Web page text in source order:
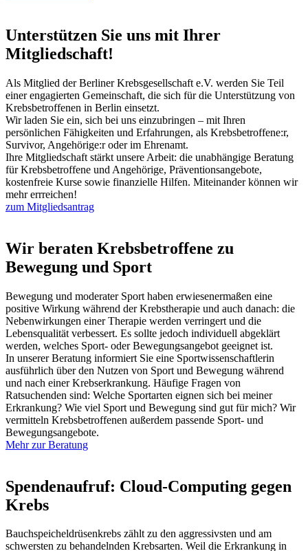
Unterstützen Sie uns mit Ihrer
Mitgliedschaft!
Als Mitglied der Berliner Krebsgesellschaft e.V. werden Sie Teil
einer engagierten Gemeinschaft, die sich für die Unterstützung von
Krebsbetroffenen in Berlin einsetzt.
Wir laden Sie ein, sich bei uns einzubringen – mit Ihren
persönlichen Fähigkeiten und Erfahrungen, als Krebsbetroffene:r,
Survivor, Angehörige:r oder im Ehrenamt.
Ihre Mitgliedschaft stärkt unsere Arbeit: die unabhängige Beratung
für Krebsbetroffene und Angehörige, Präventionsangebote,
kostenfreie Kurse sowie finanzielle Hilfen. Miteinander können wir
mehr errreichen!
zum Mitgliedsantrag
Wir beraten Krebsbetroffene zu
Bewegung und Sport
Bewegung und moderater Sport haben erwiesenermaßen eine
positive Wirkung während der Krebstherapie und auch danach: die
Nebenwirkungen einer Therapie werden verringert und die
Lebensqualität verbessert. Es sollte jedoch individuell abgeklärt
werden, welches Sport- oder Bewegungsangebot geeignet ist.
In unserer Beratung informiert Sie eine Sportwissenschaftlerin
ausführlich über den Nutzen von Sport und Bewegung während
und nach einer Krebserkrankung. Häufige Fragen von
Ratsuchenden sind: Welche Sportarten eignen sich bei meiner
Erkrankung? Wie viel Sport und Bewegung sind gut für mich? Wir
vermitteln Krebsbetroffenen außerdem passende Sport- und
Bewegungsangebote.
Mehr zur Beratung
Spendenaufruf: Cloud-Computing gegen
Krebs
Bauchspeicheldrüsenkrebs zählt zu den aggressivsten und am
schwersten zu behandelnden Krebsarten. Weil die Erkrankung in